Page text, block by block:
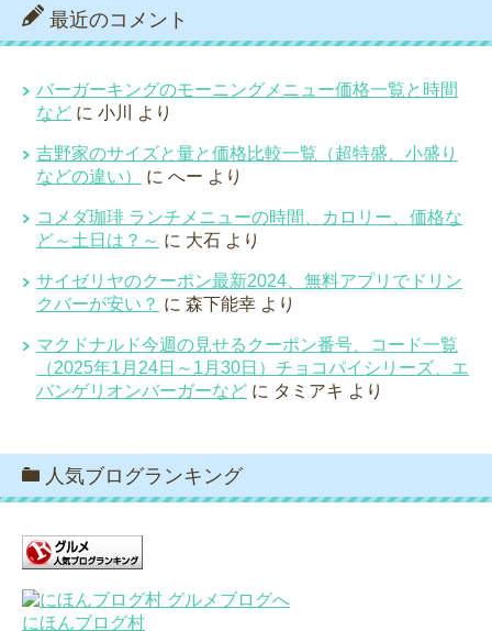
最近のコメント
バーガーキングのモーニングメニュー価格一覧と時間
など に 小川 より
吉野家のサイズと量と価格比較一覧（超特盛、小盛り
などの違い）
に へー より
コメダ珈琲 ランチメニューの時間、カロリー、価格な
ど～土日は？～ に 大石 より
サイゼリヤのクーポン最新2024、無料アプリでドリン
クバーが安い？ に 森下能幸 より
マクドナルド今週の見せるクーポン番号、コード一覧
（2025年1月24日～1月30日）チョコパイシリーズ、エ
バンゲリオンバーガーなど に タミアキ より
人気ブログランキング
にほんブログ村